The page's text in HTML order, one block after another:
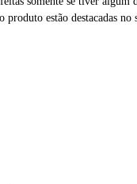
produto estão destacadas no